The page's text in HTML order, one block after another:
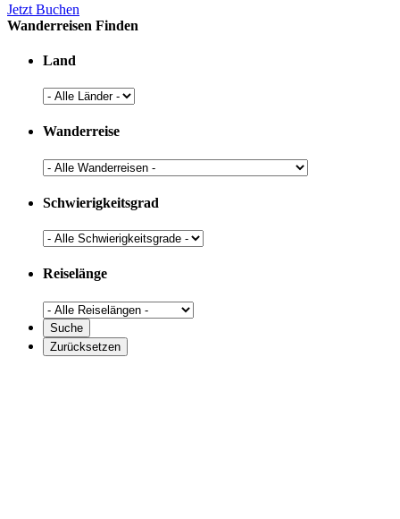
Jetzt Buchen
Wanderreisen Finden
Land
Wanderreise
Schwierigkeitsgrad
Reiselänge